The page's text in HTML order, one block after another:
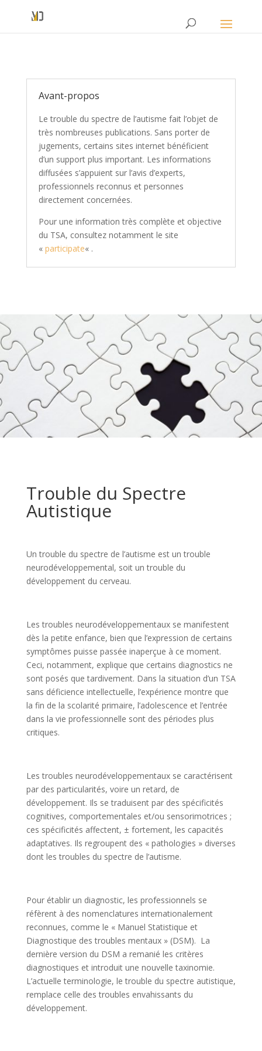
Avant-propos
Le trouble du spectre de l’autisme fait l’objet de
très nombreuses publications. Sans porter de
jugements, certains sites internet bénéficient
d’un support plus important. Les informations
diffusées s’appuient sur l’avis d’experts,
professionnels reconnus et personnes
directement concernées.
Pour une information très complète et objective
du TSA, consultez notamment le site
« participate« .
Trouble du Spectre
Autistique
Un trouble du spectre de l’autisme est un trouble
neurodéveloppemental, soit un trouble du
développement du cerveau.
Les troubles neurodéveloppementaux se manifestent
dès la petite enfance, bien que l’expression de certains
symptômes puisse passée inaperçue à ce moment.
Ceci, notamment, explique que certains diagnostics ne
sont posés que tardivement. Dans la situation d’un TSA
sans déficience intellectuelle, l’expérience montre que
la fin de la scolarité primaire, l’adolescence et l’entrée
dans la vie professionnelle sont des périodes plus
critiques.
Les troubles neurodéveloppementaux se caractérisent
par des particularités, voire un retard, de
développement. Ils se traduisent par des spécificités
cognitives, comportementales et/ou sensorimotrices ;
ces spécificités affectent, ± fortement, les capacités
adaptatives. Ils regroupent des « pathologies » diverses
dont les troubles du spectre de l’autisme.
Pour établir un diagnostic, les professionnels se
réfèrent à des nomenclatures internationalement
reconnues, comme le « Manuel Statistique et
Diagnostique des troubles mentaux » (DSM). La
dernière version du DSM a remanié les critères
diagnostiques et introduit une nouvelle taxinomie.
L’actuelle terminologie, le trouble du spectre autistique,
remplace celle des troubles envahissants du
développement.